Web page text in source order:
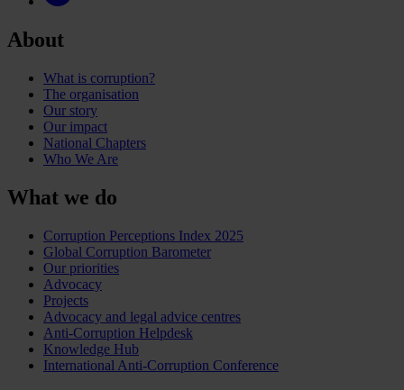
About
What is corruption?
The organisation
Our story
Our impact
National Chapters
Who We Are
What we do
Corruption Perceptions Index 2025
Global Corruption Barometer
Our priorities
Advocacy
Projects
Advocacy and legal advice centres
Anti-Corruption Helpdesk
Knowledge Hub
International Anti-Corruption Conference